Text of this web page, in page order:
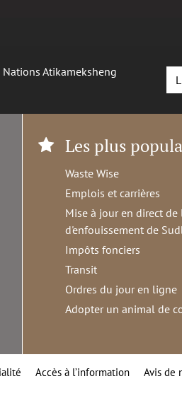
Atikameksheng
Les plus
Waste Wise
Emplois et carrières
Mise à jour en direct de
d'enfouissement de
Impôts fonciers
Transit
Ordres du jour en ligne
Adopter un animal de
Accès à l’information Avis de